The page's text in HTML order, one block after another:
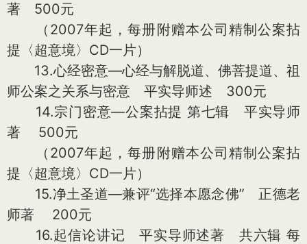
著 500元
（2007年起，每册附赠本公司精制公案拈
提〈超意境〉CD一片）
13.心经密意—心经与解脱道、佛菩提道、祖
师公案之关系与密意 平实导师述 300元
14.宗门密意—公案拈提 第七辑 平实导师
著 500元
（2007年起，每册附赠本公司精制公案拈
提〈超意境〉CD一片）
15.净土圣道—兼评“选择本愿念佛” 正德老
师著 200元
16.起信论讲记 平实导师述著 共六辑 每